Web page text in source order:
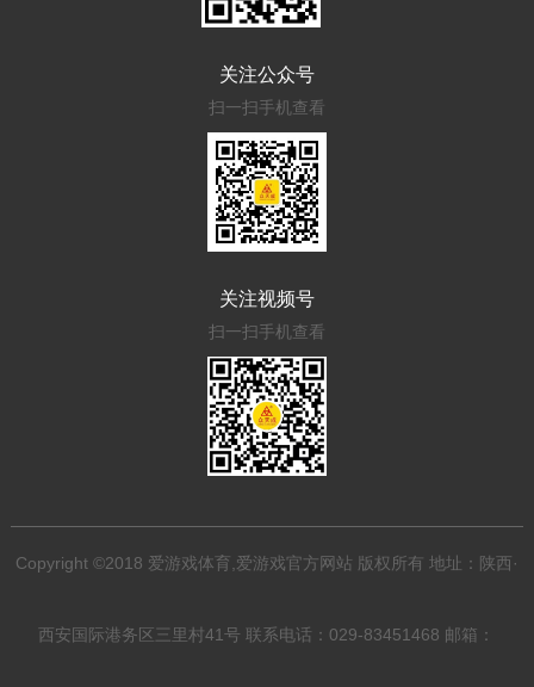
关注公众号
扫一扫手机查看
关注视频号
扫一扫手机查看
Copyright ©2018 爱游戏体育,爱游戏官方网站 版权所有 地址：陕西·
西安国际港务区三里村41号 联系电话：029-83451468 邮箱：